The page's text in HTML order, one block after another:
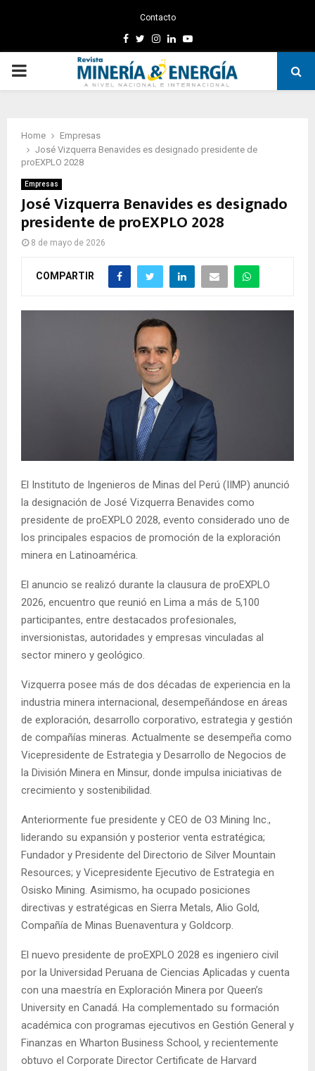
Contacto
Facebook
TwitterInstagram
LinkedinYoutube
PRIMARY
Home
Empresas
José Vizquerra Benavides es designado presidente de
proEXPLO 2028
Empresas
José Vizquerra Benavides es designado
presidente de proEXPLO 2028
8 de mayo de 2026
COMPARTIR
El Instituto de Ingenieros de Minas del Perú (IIMP) anunció
la designación de José Vizquerra Benavides como
presidente de proEXPLO 2028, evento considerado uno de
los principales espacios de promoción de la exploración
minera en Latinoamérica.
El anuncio se realizó durante la clausura de proEXPLO
2026, encuentro que reunió en Lima a más de 5,100
participantes, entre destacados profesionales,
inversionistas, autoridades y empresas vinculadas al
sector minero y geológico.
Vizquerra posee más de dos décadas de experiencia en la
industria minera internacional, desempeñándose en áreas
de exploración, desarrollo corporativo, estrategia y gestión
de compañías mineras. Actualmente se desempeña como
Vicepresidente de Estrategia y Desarrollo de Negocios de
la División Minera en Minsur, donde impulsa iniciativas de
crecimiento y sostenibilidad.
Anteriormente fue presidente y CEO de O3 Mining Inc.,
liderando su expansión y posterior venta estratégica;
Fundador y Presidente del Directorio de Silver Mountain
Resources; y Vicepresidente Ejecutivo de Estrategia en
Osisko Mining. Asimismo, ha ocupado posiciones
directivas y estratégicas en Sierra Metals, Alio Gold,
Compañía de Minas Buenaventura y Goldcorp.
El nuevo presidente de proEXPLO 2028 es ingeniero civil
por la Universidad Peruana de Ciencias Aplicadas y cuenta
con una maestría en Exploración Minera por Queen’s
University en Canadá. Ha complementado su formación
académica con programas ejecutivos en Gestión General y
Finanzas en Wharton Business School, y recientemente
obtuvo el Corporate Director Certificate de Harvard